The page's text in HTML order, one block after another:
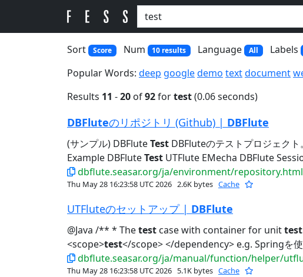
Sort Score Num 10 results Language All Labels
Popular Words: deep googledemo textdocument
Results 11 -20 of92fortest(0.06 seconds)
DBFluteのリポジトリ (Github) | DBFlute
(サンプル) DBFluteTest DBFluteのテストプロジェク
Example DBFluteTest UTFlute EMecha DBFlute
dbflute.seasar.org/ja/environment/repository.html
Thu May 28 16:23:58 UTC 2026 2.6K bytes Cache
UTFluteのセットアップ | DBFlute
@Java /** * Thetest case with container for unittest
<scope>test</scope> </dependency> e.g. Springを
dbflute.seasar.org/ja/manual/function/helper/
Thu May 28 16:23:58 UTC 2026 5.1K bytes Cache